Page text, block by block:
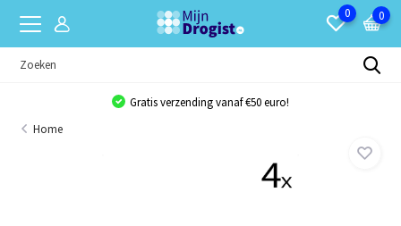
0 0
Gratis verzending vanaf €50 euro!
Home